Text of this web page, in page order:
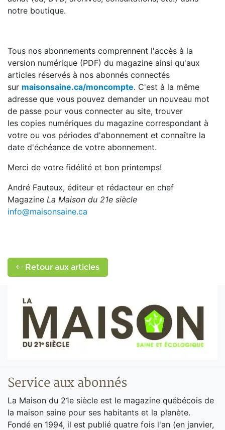
notre boutique.
Tous nos abonnements comprennent l'accès à la
version numérique (PDF) du magazine ainsi qu'aux
articles réservés à nos abonnés connectés
sur maisonsaine.ca/moncompte. C'est à la même
adresse que vous pouvez demander un nouveau mot
de passe pour vous connecter au site, trouver
les copies numériques du magazine correspondant à
votre ou vos périodes d'abonnement et connaître la
date d'échéance de votre abonnement.
Merci de votre fidélité et bon printemps!
André Fauteux, éditeur et rédacteur en chef
Magazine La Maison du 21e siècle
info@maisonsaine.ca
Retour aux articles
Service aux abonnés
La Maison du 21e siècle est le magazine québécois de
la maison saine pour ses habitants et la planète.
Fondé en 1994, il est publié quatre fois l'an (en janvier,